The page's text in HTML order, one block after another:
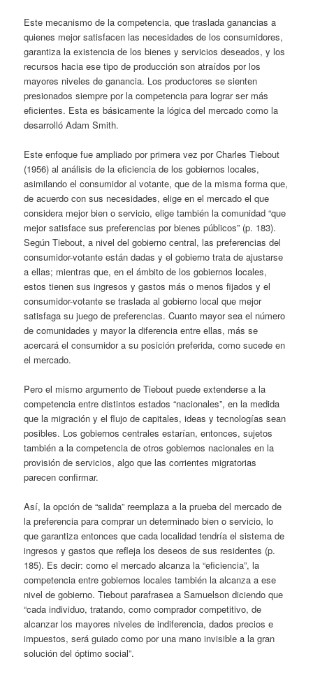
Este mecanismo de la competencia, que traslada ganancias a
quienes mejor satisfacen las necesidades de los consumidores,
garantiza la existencia de los bienes y servicios deseados, y los
recursos hacia ese tipo de producción son atraídos por los
mayores niveles de ganancia. Los productores se sienten
presionados siempre por la competencia para lograr ser más
eficientes. Esta es básicamente la lógica del mercado como la
desarrolló Adam Smith.
Este enfoque fue ampliado por primera vez por Charles Tiebout
(1956) al análisis de la eficiencia de los gobiernos locales,
asimilando el consumidor al votante, que de la misma forma que,
de acuerdo con sus necesidades, elige en el mercado el que
considera mejor bien o servicio, elige también la comunidad “que
mejor satisface sus preferencias por bienes públicos” (p. 183).
Según Tiebout, a nivel del gobierno central, las preferencias del
consumidor-votante están dadas y el gobierno trata de ajustarse
a ellas; mientras que, en el ámbito de los gobiernos locales,
estos tienen sus ingresos y gastos más o menos fijados y el
consumidor-votante se traslada al gobierno local que mejor
satisfaga su juego de preferencias. Cuanto mayor sea el número
de comunidades y mayor la diferencia entre ellas, más se
acercará el consumidor a su posición preferida, como sucede en
el mercado.
Pero el mismo argumento de Tiebout puede extenderse a la
competencia entre distintos estados “nacionales”, en la medida
que la migración y el flujo de capitales, ideas y tecnologías sean
posibles. Los gobiernos centrales estarían, entonces, sujetos
también a la competencia de otros gobiernos nacionales en la
provisión de servicios, algo que las corrientes migratorias
parecen confirmar.
Así, la opción de “salida” reemplaza a la prueba del mercado de
la preferencia para comprar un determinado bien o servicio, lo
que garantiza entonces que cada localidad tendría el sistema de
ingresos y gastos que refleja los deseos de sus residentes (p.
185). Es decir: como el mercado alcanza la “eficiencia”, la
competencia entre gobiernos locales también la alcanza a ese
nivel de gobierno. Tiebout parafrasea a Samuelson diciendo que
“cada individuo, tratando, como comprador competitivo, de
alcanzar los mayores niveles de indiferencia, dados precios e
impuestos, será guiado como por una mano invisible a la gran
solución del óptimo social”.